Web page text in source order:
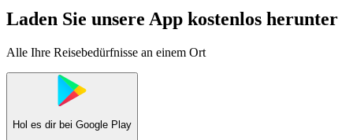
Laden Sie unsere App kostenlos herunter
Alle Ihre Reisebedürfnisse an einem Ort
Hol es dir bei Google Play